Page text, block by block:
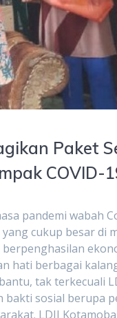
Paket
COVID-
pandemi wabah
cukup besar di
hati berbagai
tak terkecuali
sosial berupa
LDII